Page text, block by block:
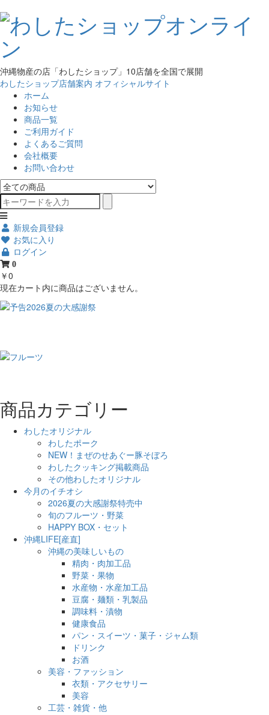
沖縄物産の店「わしたショップ」10店舗を全国で展開
わしたショップ店舗案内 オフィシャルサイト
ホーム
お知らせ
商品一覧
ご利用ガイド
よくあるご質問
会社概要
お問い合わせ
新規会員登録
お気に入り
ログイン
0
￥0
現在カート内に商品はございません。
商品カテゴリー
わしたオリジナル
わしたポーク
NEW！まぜのせあぐー豚そぼろ
わしたクッキング掲載商品
その他わしたオリジナル
今月のイチオシ
2026夏の大感謝祭特売中
旬のフルーツ・野菜
HAPPY BOX・セット
沖縄LIFE[産直]
沖縄の美味しいもの
精肉・肉加工品
野菜・果物
水産物・水産加工品
豆腐・麺類・乳製品
調味料・漬物
健康食品
パン・スイーツ・菓子・ジャム類
ドリンク
お酒
美容・ファッション
衣類・アクセサリー
美容
工芸・雑貨・他